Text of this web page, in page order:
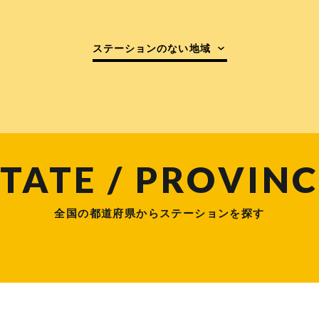
ステーションのない地域
/
全国の都道府県からステーションを探す